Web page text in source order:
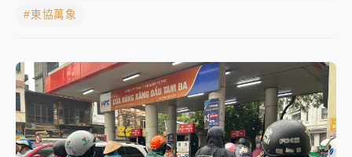
中颱白海豚環流掠北海！今明防劇烈降雨 東部高溫飆
38度
周末精選｜ 慈濟遭詐10億完整始末曝！律師掮客大玩兩
面手法 郭台銘、蔡英文成關鍵
#東協萬象